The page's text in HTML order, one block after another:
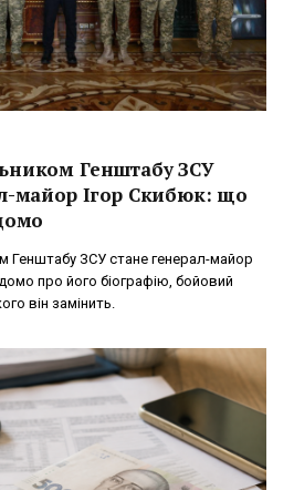
Генштабу ЗСУ
майор Ігор Скибюк: що
Генштабу ЗСУ стане генерал-майор
про його біографію, бойовий
він замінить.